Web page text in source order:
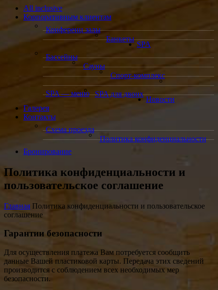
All inclusive
Корпоративным клиентам
Конференц залы
Банкеты
SPA
Бассейны
Сауны
Спорт-комплекс
SPA — меню SPA для двоих
Новости
Галерея
Контакты
Схема проезда
Политика конфиденциальности
Бронирование
Политика конфиденциальности и
пользовательское соглашение
Главная Политика конфиденциальности и пользовательское
соглашение
Гарантии безопасности
Для осуществления платежа Вам потребуется сообщить
данные Вашей пластиковой карты. Передача этих сведений
производится с соблюдением всех необходимых мер
безопасности.